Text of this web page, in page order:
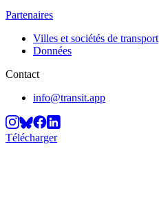
Partenaires
Villes et sociétés de transport
Données
Contact
info@transit.app
Télécharger